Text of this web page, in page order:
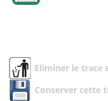
Eliminer le trace
Conserver cette